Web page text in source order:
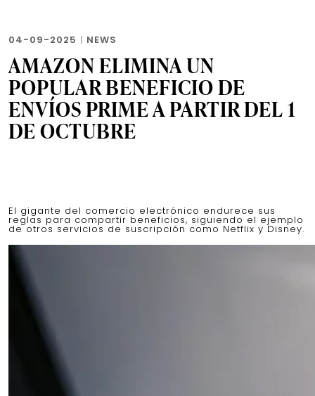
04-09-2025 | NEWS
AMAZON ELIMINA UN
POPULAR BENEFICIO DE
ENVÍOS PRIME A PARTIR DEL 1
DE OCTUBRE
El gigante del comercio electrónico endurece sus
reglas para compartir beneficios, siguiendo el ejemplo
de otros servicios de suscripción como Netflix y Disney.